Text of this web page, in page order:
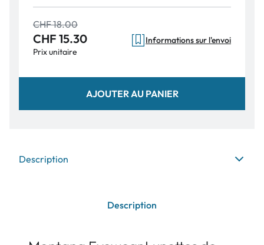
CHF 18.00
CHF 15.30
Prix unitaire
Informations sur l'envoi
AJOUTER AU PANIER
Description
Description